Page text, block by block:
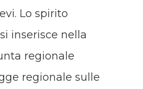
Lo spirito
inserisce nella
regionale
regionale sulle